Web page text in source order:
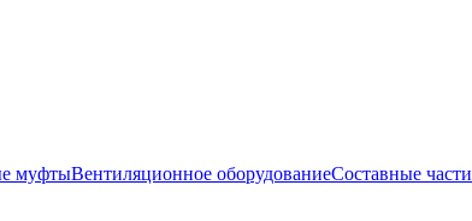
муфтыВентиляционное оборудованиеСоставные части